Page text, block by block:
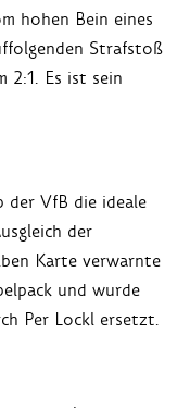
hohen Bein eines
Strafstoß
2:1. Es ist sein
der VfB die ideale
der
Karte verwarnte
und wurde
Per Lockl ersetzt.